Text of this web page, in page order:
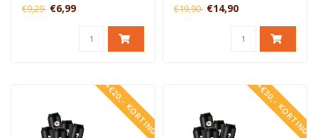
€9,29 €6,99 €19,90 €14,90
+€20,- KORTING +€30,- KORTING